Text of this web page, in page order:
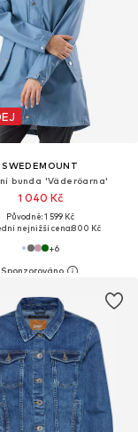
SWEDEMOUNT
bunda 'Väderöarna'
1 040 Kč
Původně: 1 599 Kč
nejnižší cena:800 Kč
+6